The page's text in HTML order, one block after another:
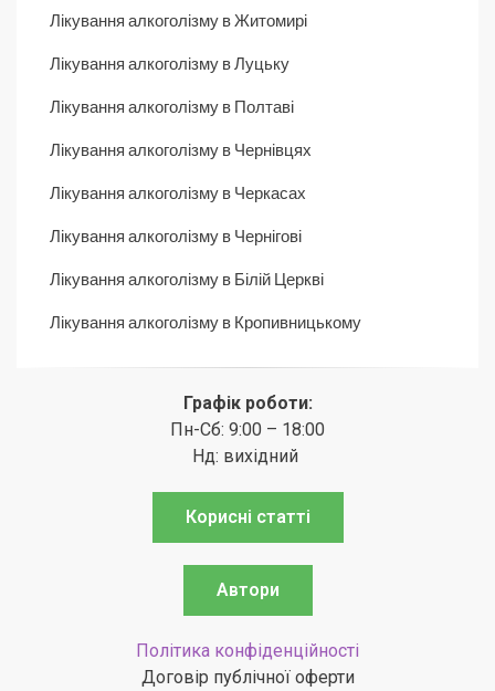
Лікування алкоголізму в Житомирі
Лікування алкоголізму в Луцьку
Лікування алкоголізму в Полтаві
Лікування алкоголізму в Чернівцях
Лікування алкоголізму в Черкасах
Лікування алкоголізму в Чернігові
Лікування алкоголізму в Білій Церкві
Лікування алкоголізму в Кропивницькому
Графік роботи:
Пн-Сб: 9:00 – 18:00
Нд: вихідний
Корисні статті
Автори
Політика конфіденційності
Договір публічної оферти